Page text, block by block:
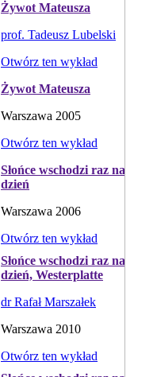
Żywot Mateusza
prof. Tadeusz Lubelski
Otwórz ten wykład
Żywot Mateusza
Warszawa 2005
Otwórz ten wykład
Słońce wschodzi raz na
dzień
Warszawa 2006
Otwórz ten wykład
Słońce wschodzi raz na
dzień, Westerplatte
dr Rafał Marszałek
Warszawa 2010
Otwórz ten wykład